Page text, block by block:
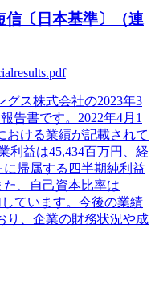
信〔日本基準〕（連
グス株式会社の2023年3
告書です。2022年4月1
おける業績が記載されて
利益は45,434百万円、経
帰属する四半期純利益
た、自己資本比率は
ています。今後の業績
り、企業の財務状況や成